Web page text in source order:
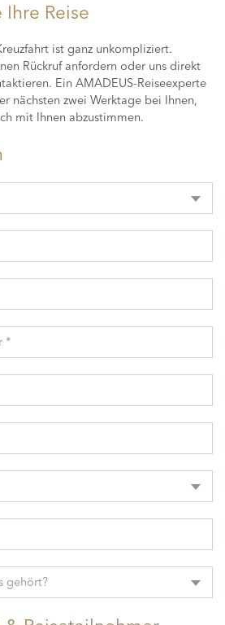
Ihre Reise
ist ganz unkompliziert.
Rückruf anfordern oder uns direkt
Ein AMADEUS-Reiseexperte
nächsten zwei Werktage bei Ihnen,
mit Ihnen abzustimmen.
*
gehört?